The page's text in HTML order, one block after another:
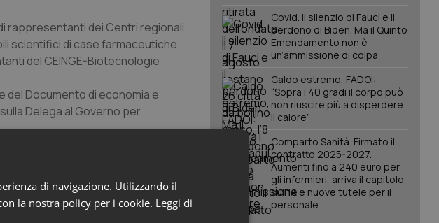
rappresentanti dei Centri regionali
scientifici di case farmaceutiche
del CEINGE-Biotecnologie
del Documento di economia e
Delega al Governo per
all'articolo 8 della legge
e del benessere;
in sede di Atti del Governo,
31/UE che modifica la direttiva
di cani, gatti e furetti
Covid. Il silenzio di Fauci e il
perdono di Biden. Ma il Quinto
Emendamento non è
un’ammissione di colpa
Caldo estremo, FADOI:
“Sopra i 40 gradi il corpo può
non riuscire più a disperdere
il calore”
Comparto Sanità. Firmato il
contratto 2025-2027.
Aumenti fino a 240 euro per
gli infermieri, arriva il capitolo
sull'IA e nuove tutele per il
personale
di navigazione. Utilizzando il
la nostra policy per i cookie. Leggi di